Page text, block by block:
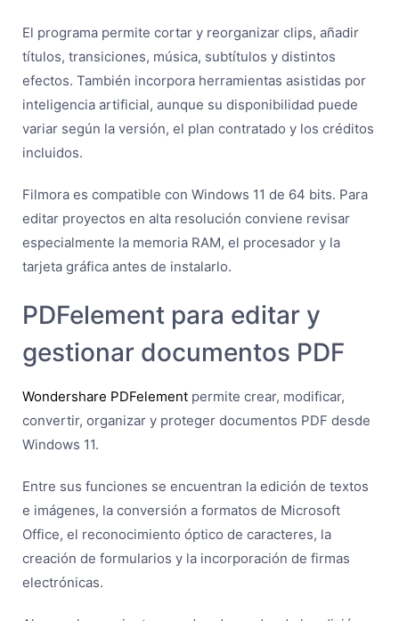
El programa permite cortar y reorganizar clips, añadir
títulos, transiciones, música, subtítulos y distintos
efectos. También incorpora herramientas asistidas por
inteligencia artificial, aunque su disponibilidad puede
variar según la versión, el plan contratado y los créditos
incluidos.
Filmora es compatible con Windows 11 de 64 bits. Para
editar proyectos en alta resolución conviene revisar
especialmente la memoria RAM, el procesador y la
tarjeta gráfica antes de instalarlo.
PDFelement para editar y
gestionar documentos PDF
Wondershare PDFelement permite crear, modificar,
convertir, organizar y proteger documentos PDF desde
Windows 11.
Entre sus funciones se encuentran la edición de textos
e imágenes, la conversión a formatos de Microsoft
Office, el reconocimiento óptico de caracteres, la
creación de formularios y la incorporación de firmas
electrónicas.